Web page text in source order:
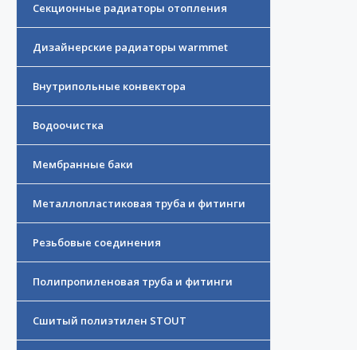
Секционные радиаторы отопления
Дизайнерские радиаторы warmmet
Внутрипольные конвектора
Водоочистка
Мембранные баки
Металлопластиковая труба и фитинги
Резьбовые соединения
Полипропиленовая труба и фитинги
Сшитый полиэтилен STOUT